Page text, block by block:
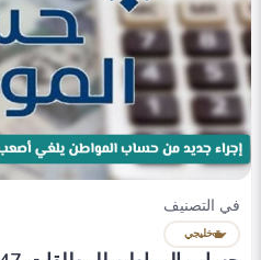
في التصنيف
خليجي